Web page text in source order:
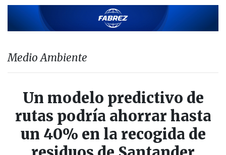
Medio Ambiente
Un modelo predictivo de
rutas podría ahorrar hasta
un 40% en la recogida de